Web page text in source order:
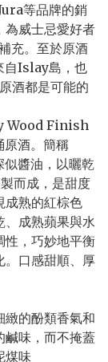
等品牌的銷
威士忌愛好者
充。至於原酒
自Islay島，也
酒都是可能的
Wood Finish
原酒。簡稱
醬油，以曬乾
而成，是甜度
成熟的紅棕色
、成熟蘋果與水
性，巧妙地平衡
。口感甜順、厚
緻的酚類香氣和
鹹味，而不掩蓋
煤味